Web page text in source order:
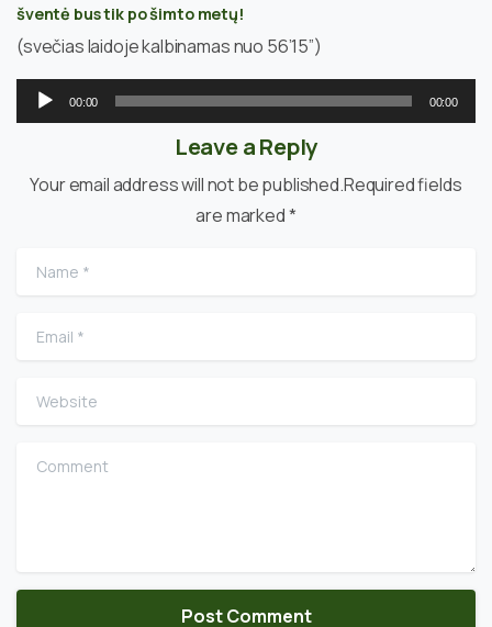
šventė bus tik po šimto metų!
(svečias laidoje kalbinamas nuo 56’15”)
Audio
grotuvas
00:00 00:00
Leave a Reply
Your email address will not be published.Required fields
are marked *
Name
Email
Website
Comment